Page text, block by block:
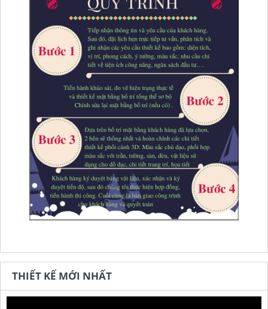
THIẾT KẾ MỚI NHẤT